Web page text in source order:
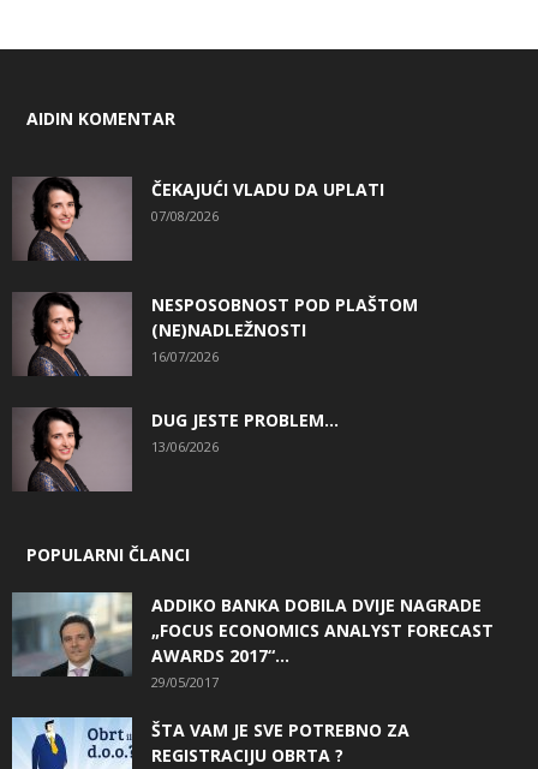
AIDIN KOMENTAR
ČEKAJUĆI VLADU DA UPLATI
07/08/2026
NESPOSOBNOST POD PLAŠTOM
(NE)NADLEŽNOSTI
16/07/2026
DUG JESTE PROBLEM…
13/06/2026
POPULARNI ČLANCI
ADDIKO BANKA DOBILA DVIJE NAGRADE
„FOCUS ECONOMICS ANALYST FORECAST
AWARDS 2017“...
29/05/2017
ŠTA VAM JE SVE POTREBNO ZA
REGISTRACIJU OBRTA ?